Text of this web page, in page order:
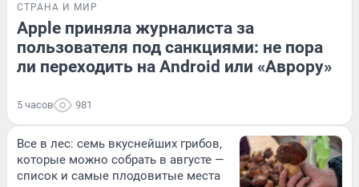
СТРАНА И МИР
Apple приняла журналиста за
пользователя под санкциями: не пора
ли переходить на Android или «Аврору»
5 часов 981
Все в лес: семь вкуснейших грибов,
которые можно собрать в августе —
список и самые плодовитые места